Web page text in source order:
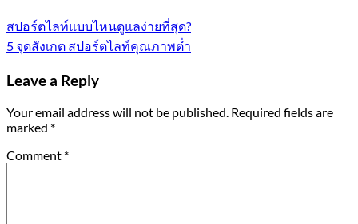
สปอร์ตไลท์แบบไหนดูแลง่ายที่สุด?
5 จุดสังเกต สปอร์ตไลท์คุณภาพต่ำ
Leave a Reply
Your email address will not be published. Required fields are
marked *
Comment *